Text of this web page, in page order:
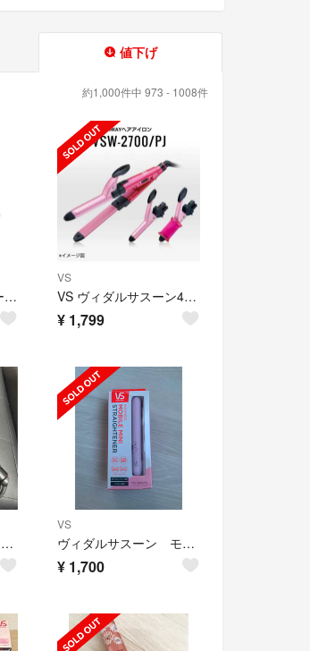
値下げ
約1,000件中 973 - 1008件
ヴィダルサスーン カールアイロン (パイプ径 19mm) ピンク VSI-191
VS
VS ヴィダルサスーン4way ヘアアイロン
¥ 1,799
【たまき様専用】ヴィダルサスーン 32mm
VS
ヴィダルサスーン モバイルストレートアイロン
¥ 1,700